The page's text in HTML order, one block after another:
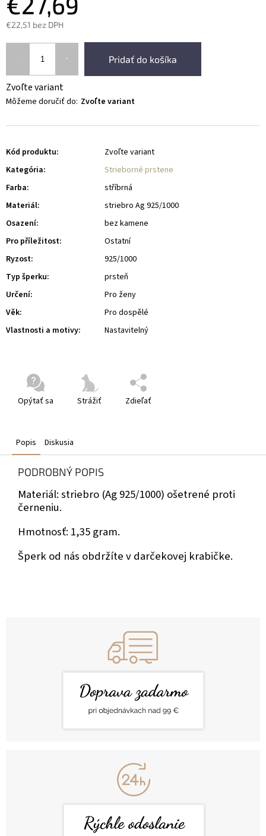
€22,51 bez DPH
Pridať do košíka
Zvoľte variant
Môžeme doručiť do: Zvoľte variant
Opýtať sa Strážiť Zdieľať
Kód produktu:
Zvoľte variant
Kategória:
Strieborné prstene
Farba:
stříbrná
Materiál:
striebro Ag 925/1000
Osazení:
bez kamene
Pro příležitost:
Ostatní
Ryzost:
925/1000
Typ šperku:
prsteň
Určení:
Pro ženy
Věk:
Pro dospělé
Vlastnosti a motivy: Nastavitelný
Popis Diskusia
PODROBNÝ POPIS
Materiál: striebro (Ag 925/1000) ošetrené proti
černeniu.
Hmotnosť: 1,35 gram.
Šperk od nás obdržíte v darčekovej krabičke.